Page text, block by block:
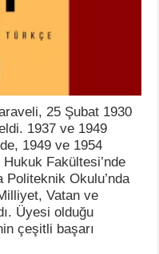
25 Şubat 1930
1937 ve 1949
1949 ve 1954
Fakültesi’nde
Politeknik Okulu’nda
Vatan ve
Üyesi olduğu
çeşitli başarı